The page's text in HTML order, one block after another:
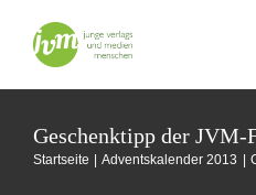
Inhalt
springen
Geschenktipp der JVM-
Startseite Adventskalender 2013